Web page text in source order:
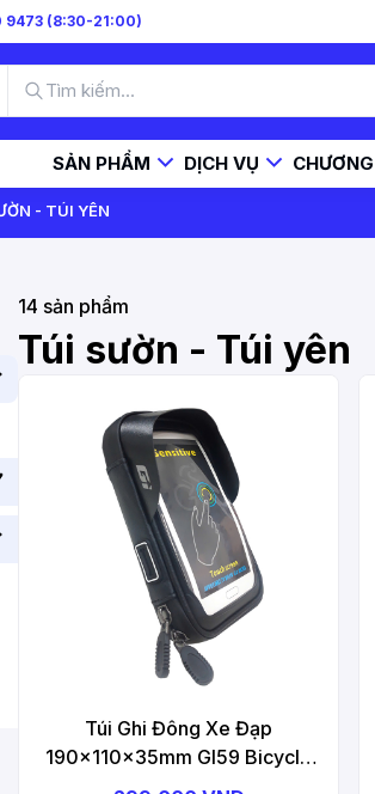
9473 (8:30-21:00)
SẢN PHẨM DỊCH VỤ
- TÚI YÊN
14 sản phẩm
Túi sườn - Túi yên
Túi Ghi Đông Xe Đạp
190x110x35mm GI59 Bicycle
Handlebar Bag